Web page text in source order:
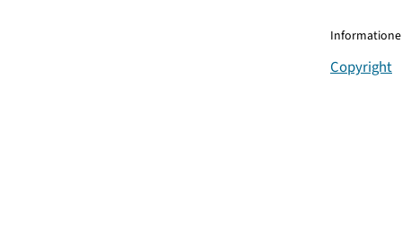
Copyright